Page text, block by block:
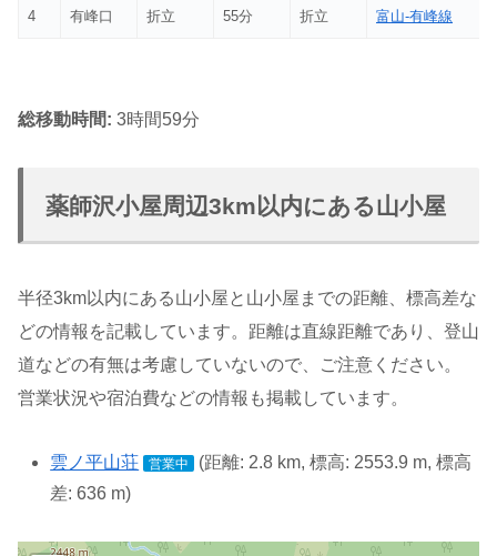
4 有峰口 折立 55分 折立 富山-有峰線
総移動時間: 3時間59分
薬師沢小屋周辺3km以内にある山小屋
半径3km以内にある山小屋と山小屋までの距離、標高差な
どの情報を記載しています。距離は直線距離であり、登山
道などの有無は考慮していないので、ご注意ください。
営業状況や宿泊費などの情報も掲載しています。
雲ノ平山荘 営業中
(距離: 2.8 km, 標高: 2553.9 m, 標高
差: 636 m)